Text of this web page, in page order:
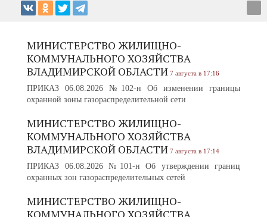
МИНИСТЕРСТВО ЖИЛИЩНО-
КОММУНАЛЬНОГО ХОЗЯЙСТВА
ВЛАДИМИРСКОЙ ОБЛАСТИ 7 августа в 17:16
ПРИКАЗ 06.08.2026 №102-н Об изменении границы
охранной зоны газораспределительной сети
МИНИСТЕРСТВО ЖИЛИЩНО-
КОММУНАЛЬНОГО ХОЗЯЙСТВА
ВЛАДИМИРСКОЙ ОБЛАСТИ 7 августа в 17:14
ПРИКАЗ 06.08.2026 №101-н Об утверждении границ
охранных зон газораспределительных сетей
МИНИСТЕРСТВО ЖИЛИЩНО-
КОММУНАЛЬНОГО ХОЗЯЙСТВА